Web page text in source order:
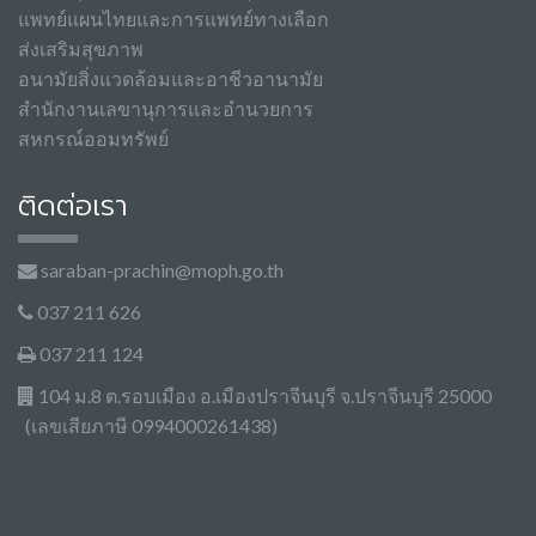
แพทย์แผนไทยและการแพทย์ทางเลือก
ส่งเสริมสุขภาพ
อนามัยสิ่งแวดล้อมและอาชีวอานามัย
สำนักงานเลขานุการและอำนวยการ
สหกรณ์ออมทรัพย์
ติดต่อเรา
saraban-prachin@moph.go.th
037 211 626
037 211 124
104 ม.8 ต.รอบเมือง อ.เมืองปราจีนบุรี จ.ปราจีนบุรี 25000
(เลขเสียภาษี 0994000261438)